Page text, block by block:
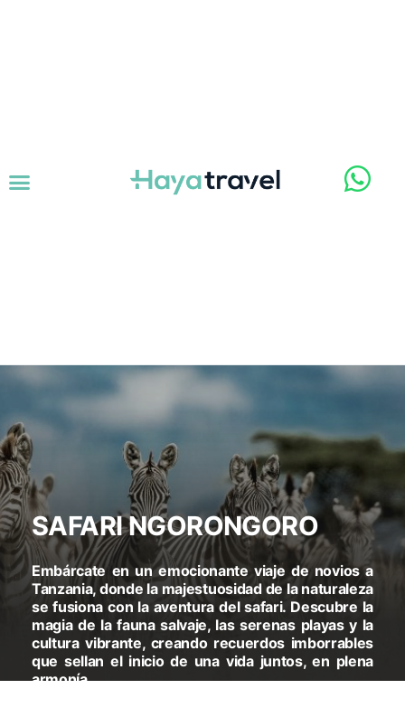
SAFARI NGORONGORO
Embárcate en un emocionante viaje de novios a
Tanzania, donde la majestuosidad de la naturaleza
se fusiona con la aventura del safari. Descubre la
magia de la fauna salvaje, las serenas playas y la
cultura vibrante, creando recuerdos imborrables
que sellan el inicio de una vida juntos, en plena
armonía.